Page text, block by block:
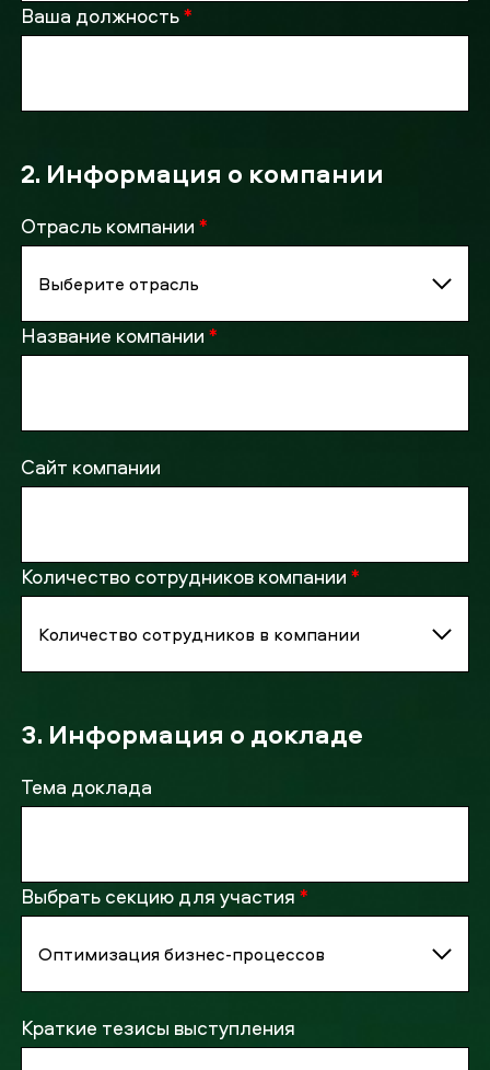
Ваша должность*
2. Информация о компании
Отрасль компании*
Название компании*
Сайт компании
Количество сотрудников компании*
3. Информация о докладе
Тема доклада
Выбрать секцию для участия*
Краткие тезисы выступления